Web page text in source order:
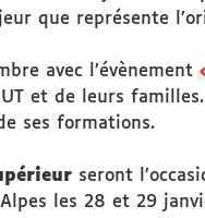
que représente
avec l’évènement
et de leurs
ses formations.
seront
les 28 et 29